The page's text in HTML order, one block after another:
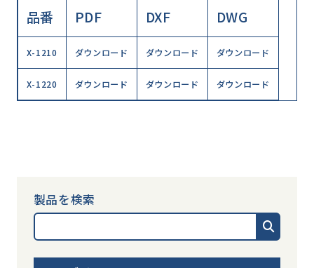
品番 PDF DXF DWG
X-1210 ダウンロード ダウンロード ダウンロード
X-1220 ダウンロード ダウンロード ダウンロード
製品を検索